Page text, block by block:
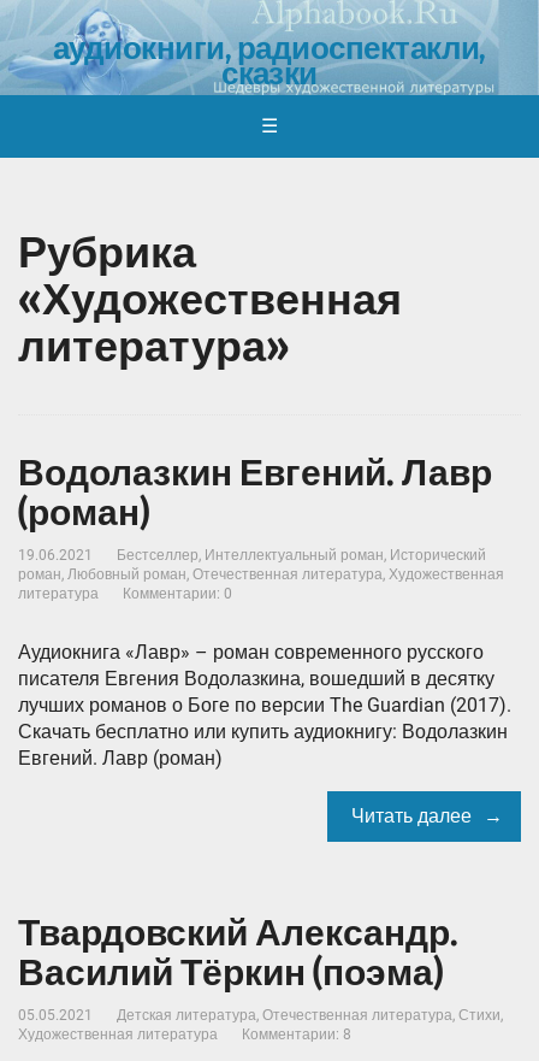
аудиокниги, радиоспектакли,
сказки
☰
Рубрика
«Художественная
литература»
Водолазкин Евгений. Лавр
(роман)
19.06.2021 Бестселлер Интеллектуальный роман Исторический
роман Любовный роман Отечественная литература Художественная
литература
Комментарии: 0
Аудиокнига «Лавр» – роман современного русского
писателя Евгения Водолазкина, вошедший в десятку
лучших романов о Боге по версии The Guardian (2017).
Скачать бесплатно или купить аудиокнигу: Водолазкин
Евгений. Лавр (роман)
Читать далее
Твардовский Александр.
Василий Тёркин (поэма)
05.05.2021 Детская литература Отечественная литература Стихи
Художественная литература
Комментарии: 8